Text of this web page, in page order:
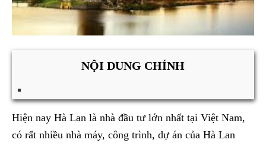
NỘI DUNG CHÍNH
Hiện nay Hà Lan là nhà đầu tư lớn nhất tại Việt Nam,
có rất nhiều nhà máy, công trình, dự án của Hà Lan